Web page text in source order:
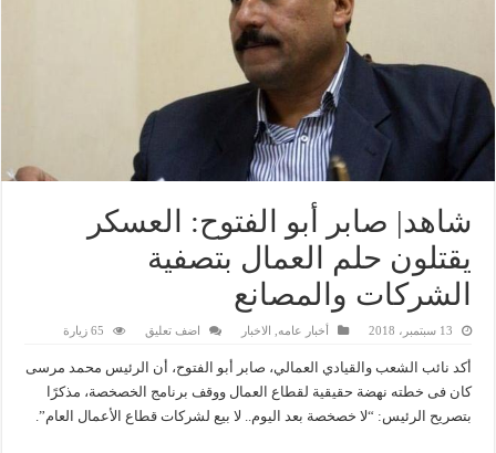
شاهد| صابر أبو الفتوح: العسكر
يقتلون حلم العمال بتصفية
الشركات والمصانع
13 سبتمبر، 2018 أخبار عامه, الاخبار اضف تعليق 65 زيارة
أكد نائب الشعب والقيادي العمالي، صابر أبو الفتوح، أن الرئيس محمد مرسى
كان فى خطته نهضة حقيقية لقطاع العمال ووقف برنامج الخصخصة، مذكرًا
بتصريح الرئيس: “لا خصخصة بعد اليوم.. لا بيع لشركات قطاع الأعمال العام”.